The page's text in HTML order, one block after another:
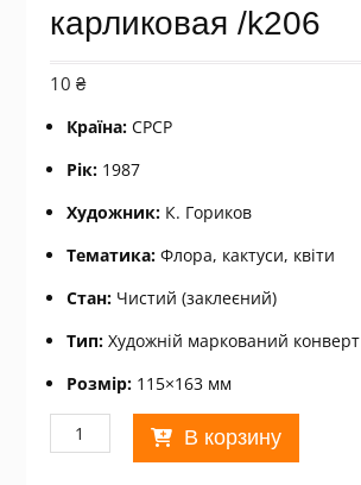
карликовая /k206
10 ₴
Країна:СРСР
Рік:1987
Художник:К. Гориков
Тематика:Флора, кактуси, квіти
Стан:Чистий (заклеєний)
Тип:Художній маркований конверт
Розмір:115×163 мм
Количество
товара
В корзину